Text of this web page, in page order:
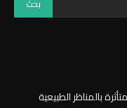
بالمناظر الطبيعية